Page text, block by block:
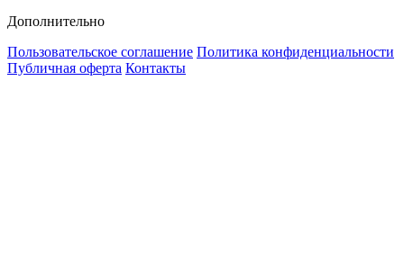
Дополнительно
Пользовательское соглашение Политика конфиденциальности
Публичная оферта Контакты